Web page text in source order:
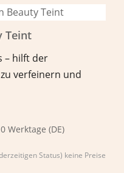
Teint
– hilft der
verfeinern und
Werktage (DE)
Status) keine Preise